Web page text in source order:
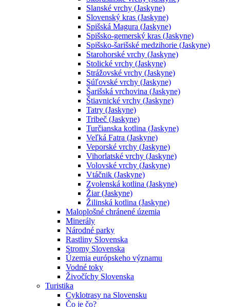
Slanské vrchy (Jaskyne)
Slovenský kras (Jaskyne)
Spišská Magura (Jaskyne)
Spišsko-gemerský kras (Jaskyne)
Spišsko-šarišské medzihorie (Jaskyne)
Starohorské vrchy (Jaskyne)
Stolické vrchy (Jaskyne)
Strážovské vrchy (Jaskyne)
Súľovské vrchy (Jaskyne)
Šarišská vrchovina (Jaskyne)
Štiavnické vrchy (Jaskyne)
Tatry (Jaskyne)
Tribeč (Jaskyne)
Turčianska kotlina (Jaskyne)
Veľká Fatra (Jaskyne)
Veporské vrchy (Jaskyne)
Vihorlatské vrchy (Jaskyne)
Volovské vrchy (Jaskyne)
Vtáčnik (Jaskyne)
Zvolenská kotlina (Jaskyne)
Žiar (Jaskyne)
Žilinská kotlina (Jaskyne)
Maloplošné chránené územia
Minerály
Národné parky
Rastliny Slovenska
Stromy Slovenska
Územia európskeho významu
Vodné toky
Živočíchy Slovenska
Turistika
Cyklotrasy na Slovensku
Čo je čo?